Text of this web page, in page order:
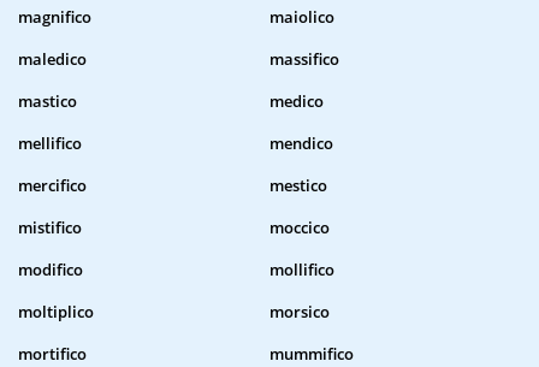
magnifico
maiolico
maledico
massifico
mastico
medico
mellifico
mendico
mercifico
mestico
mistifico
moccico
modifico
mollifico
moltiplico
morsico
mortifico
mummifico